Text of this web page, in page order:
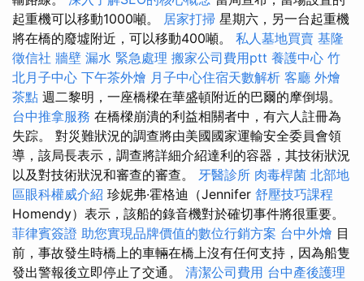
起重機可以移動1000噸。 居家打掃 星期六，另一台起重機
將在橋的廢墟附近，可以移動400噸。 私人墓地買賣 基隆
徵信社 牆壁 漏水 緊急處理 搬家公司費用ptt 養護中心 竹
北月子中心 下午茶外燴 月子中心住宿天數解析 客廳 外燴
茶點 週二黎明，一座橋樑在華盛頓附近的巴爾的摩倒塌。
台中推拿服務 在橋樑崩潰的利益相關者中，有六人註冊為
失踪。 對災難狀況的調查將由美國國家運輸安全委員會領
導，該局長表示，調查將詳細介紹達利的容器，其技術狀況
以及對技術狀況和審查的審查。 牙醫診所 肉毒桿菌 北部地
區眼科權威介紹 珍妮弗·霍格迪（Jennifer 舒壓技巧課程
Homendy）表示，該船的錄音機對於確切事件將很重要。
菲律賓簽證 助您實現品牌價值的數位行銷方案 台中外燴 目
前，事故發生時橋上的車輛在橋上沒有任何支持，因為船隻
發出警報後立即停止了交通。 清潔公司費用 台中產後護理